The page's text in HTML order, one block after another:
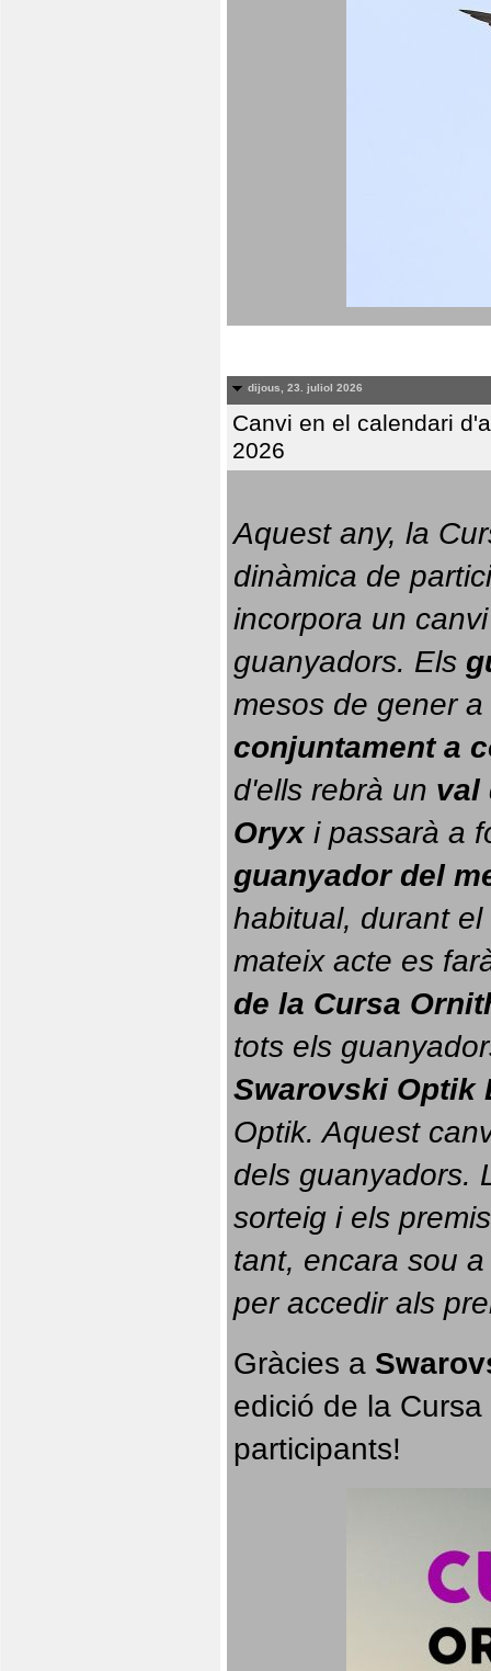
dijous, 23. juliol 2026
Canvi en el calendari
2026
Aquest any, la
dinàmica de
incorpora un
guanyadors. Els
conjuntament a
d'ells rebrà un val
Oryx i passarà a
guanyador del
habitual, durant el
mateix acte es
de la Cursa
tots els
Swarovski Optik
Optik. Aquest
dels guanyadors.
sorteig i els
tant, encara sou
per accedir als
Gràcies a
edició de la
participants!